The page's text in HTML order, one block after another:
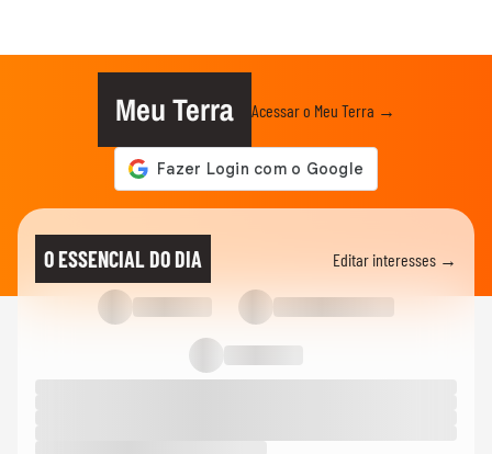
Meu Terra Acessar o Meu Terra →
O ESSENCIAL DO DIA Editar interesses →